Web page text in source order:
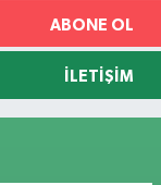
ABONE OL
İLETIŞIM